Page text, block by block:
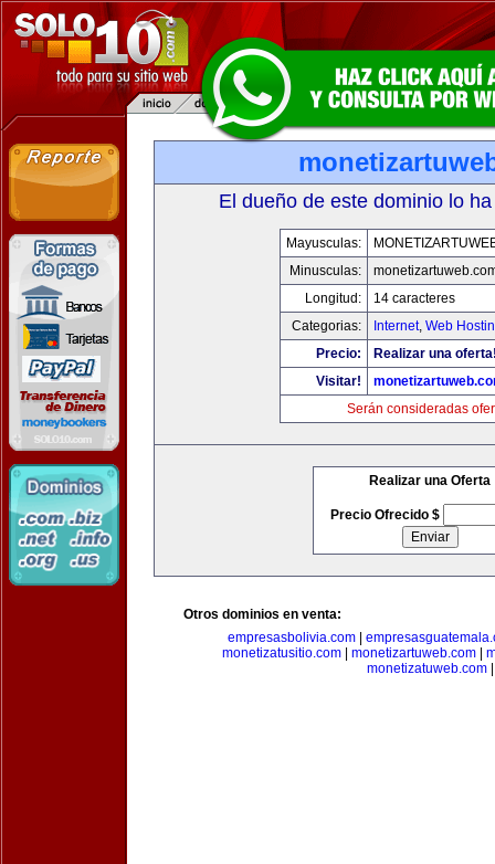
El dueño de este dominio lo
Mayusculas:
Minusculas:
Longitud:
14 caracteres
Categorias:
Internet, Web
Precio:
Realizar una
Visitar!
Serán consideradas
Realizar una Oferta
Precio Ofrecido $
Otros dominios en venta:
empresasbolivia.com
monetizatusitio.com
monetizartuweb.com
monetizatuweb.com|